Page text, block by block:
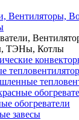
Вентиляторы,
ТЭНы, Котлы
обогреватели
завесы